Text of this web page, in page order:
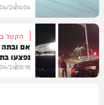
חדשות
14:04
24
הקטל
אם
נפצעו
09:18
24